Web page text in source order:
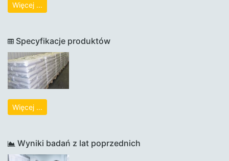
Więcej ...
Specyfikacje produktów
Więcej ...
Wyniki badań z lat poprzednich